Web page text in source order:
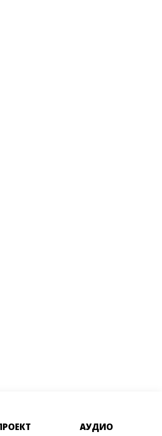
АУДИО